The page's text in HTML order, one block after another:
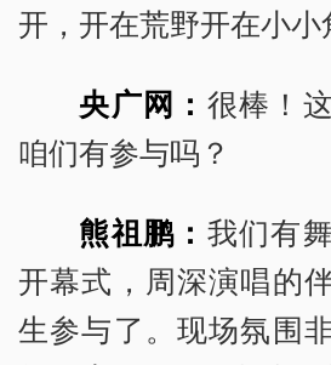
开，开在荒野开在小小
央广网： 很棒！
咱们有参与吗？
熊祖鹏： 我们有
开幕式，周深演唱的
生参与了。现场氛围